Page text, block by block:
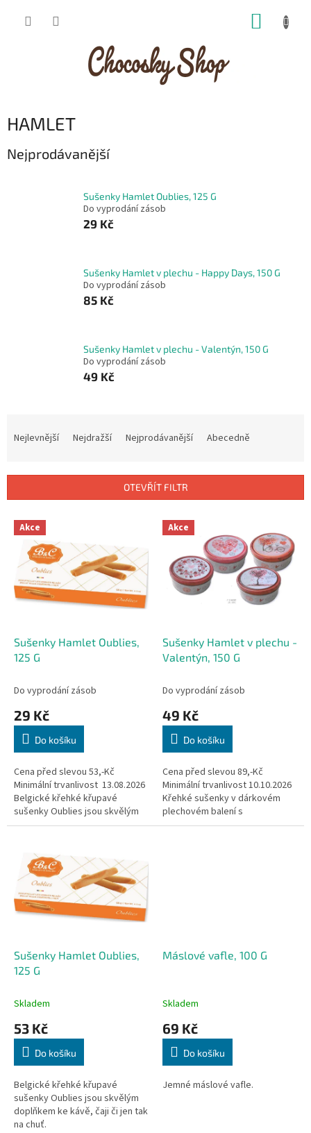
HAMLET
Nejprodávanější
Sušenky Hamlet Oublies, 125 G
Do vyprodání zásob
29 Kč
Sušenky Hamlet v plechu - Happy Days, 150 G
Do vyprodání zásob
85 Kč
Sušenky Hamlet v plechu - Valentýn, 150 G
Do vyprodání zásob
49 Kč
í
Nejlevnější Nejdražší Nejprodávanější Abecedně
OTEVŘÍT FILTR
V
p
Akce
Sušenky Hamlet Oublies,
125 G
Do vyprodání zásob
29 Kč
Do košíku
Cena před slevou 53,-Kč
Minimální trvanlivost 13.08.2026
Belgické křehké křupavé
sušenky Oublies jsou skvělým
doplňkem ke kávě, čaji či jen tak
Akce
Sušenky Hamlet v plechu -
Valentýn, 150 G
Do vyprodání zásob
49 Kč
Do košíku
Cena před slevou 89,-Kč
Minimální trvanlivost 10.10.2026
Křehké sušenky v dárkovém
plechovém balení s
Valentýnským motivem.
Sušenky Hamlet Oublies,
125 G
Skladem
53 Kč
Do košíku
Belgické křehké křupavé
sušenky Oublies jsou skvělým
doplňkem ke kávě, čaji či jen tak
na chuť.
Máslové vafle, 100 G
Skladem
69 Kč
Do košíku
Jemné máslové vafle.